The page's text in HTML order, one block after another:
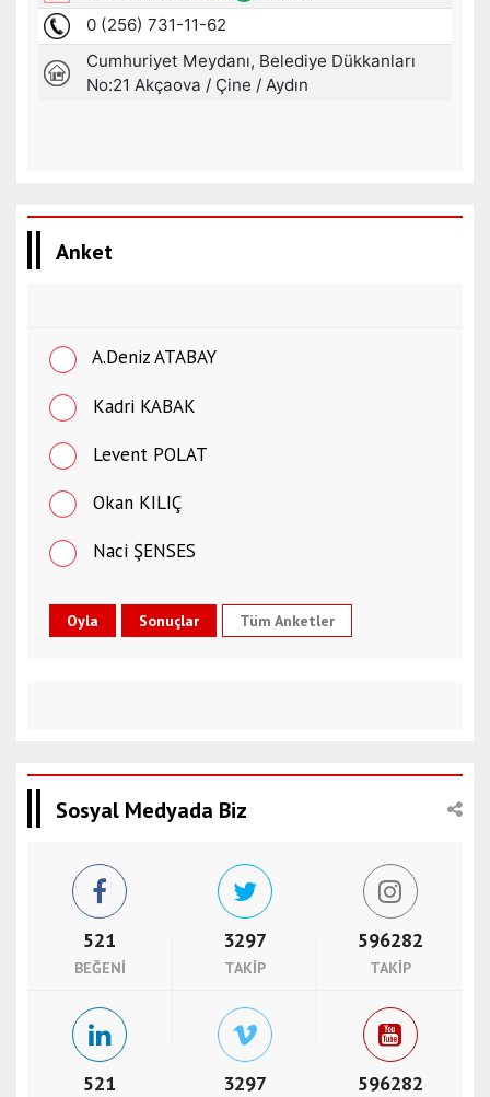
Anket
A.Deniz ATABAY
Kadri KABAK
Levent POLAT
Okan KILIÇ
Naci ŞENSES
Tüm Anketler
Sosyal Medyada Biz
521
BEĞENI
3297
TAKIP
596282
TAKIP
521 3297 596282